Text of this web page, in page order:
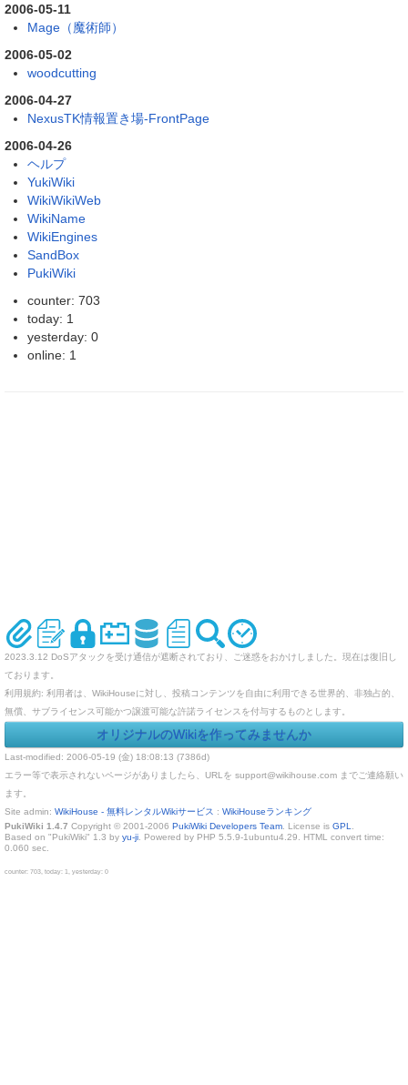
2006-05-11
Mage（魔術師）
2006-05-02
woodcutting
2006-04-27
NexusTK情報置き場-FrontPage
2006-04-26
ヘルプ
YukiWiki
WikiWikiWeb
WikiName
WikiEngines
SandBox
PukiWiki
counter: 703
today: 1
yesterday: 0
online: 1
2023.3.12 DoSアタックを受け通信が遮断されており、ご迷惑をおかけしました。現在は復旧し
ております。
利用規約: 利用者は、WikiHouseに対し、投稿コンテンツを自由に利用できる世界的、非独占的、
無償、サブライセンス可能かつ譲渡可能な許諾ライセンスを付与するものとします。
オリジナルのWikiを作ってみませんか
Last-modified: 2006-05-19 (金) 18:08:13 (7386d)
エラー等で表示されないページがありましたら、URLを support@wikihouse.com までご連絡願い
ます。
Site admin: WikiHouse - 無料レンタルWikiサービス : WikiHouseランキング
PukiWiki 1.4.7 Copyright © 2001-2006 PukiWiki Developers Team . License is GPL
Based on "PukiWiki" 1.3 by yu-ji . Powered by PHP 5.5.9-1ubuntu4.29. HTML convert time:
0.060 sec.
counter: 703, today: 1, yesterday: 0